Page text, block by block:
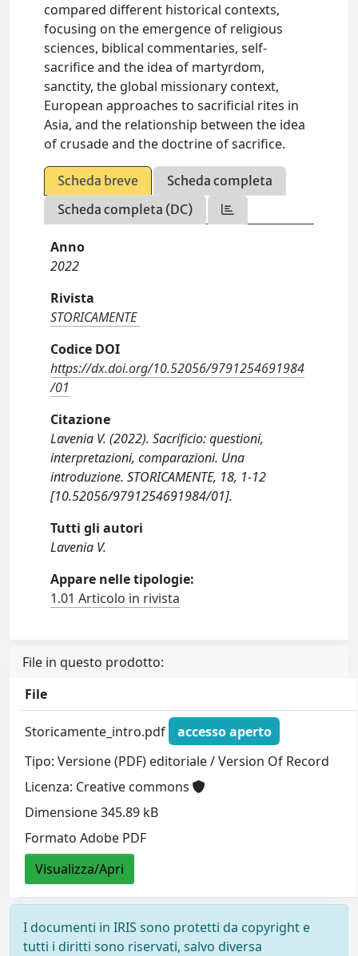
compared different historical contexts,
focusing on the emergence of religious
sciences, biblical commentaries, self-
sacrifice and the idea of martyrdom,
sanctity, the global missionary context,
European approaches to sacrificial rites in
Asia, and the relationship between the idea
of crusade and the doctrine of sacrifice.
Scheda breve
Scheda completa
Scheda completa (DC)
Anno
2022
Rivista
STORICAMENTE
Codice DOI
https://dx.doi.org/10.52056/9791254691984
/01
Citazione
Lavenia V. (2022). Sacrificio: questioni,
interpretazioni, comparazioni. Una
introduzione. STORICAMENTE, 18, 1-12
[10.52056/9791254691984/01].
Tutti gli autori
Lavenia V.
Appare nelle tipologie:
1.01 Articolo in rivista
File in questo prodotto:
File
Storicamente_intro.pdf
accesso aperto
Tipo: Versione (PDF) editoriale / Version Of Record
Licenza: Creative commons
Dimensione 345.89 kB
Formato Adobe PDF
Visualizza/Apri
I documenti in IRIS sono protetti da copyright e
tutti i diritti sono riservati, salvo diversa